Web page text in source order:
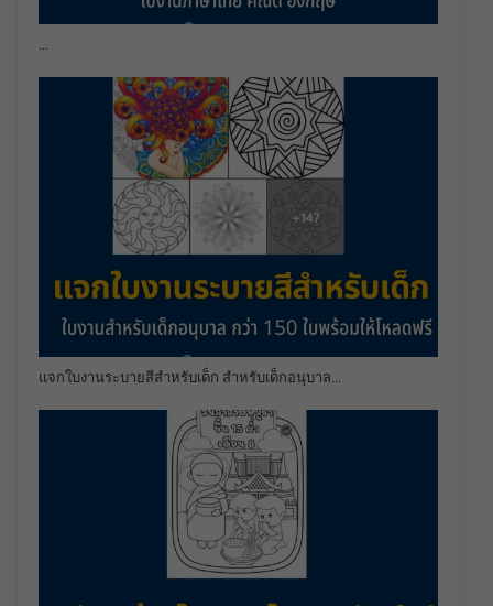
แจกใบงานระบายสีสำหรับเด็ก สำหรับเด็กอนุบาล…